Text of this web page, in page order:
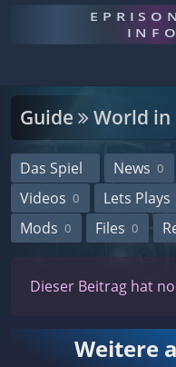
Guide World in
Das Spiel News 0
Videos 0 Lets Plays
Mods 0 Files 0
Dieser Beitrag hat
Weitere